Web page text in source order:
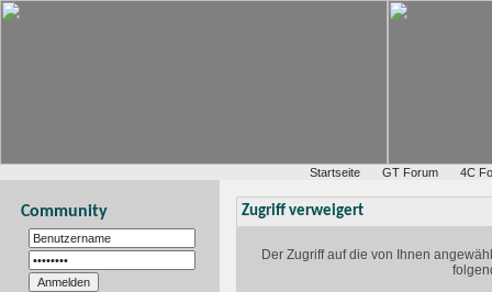
Startseite GT Forum 4C
Community Zugriff verweigert
Der Zugriff auf die von Ihnen